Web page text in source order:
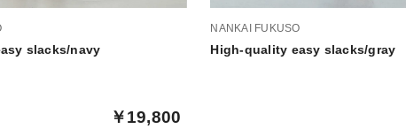
slacks/navy
￥19,800
NANKAI FUKUSO
High-quality easy slacks/gray